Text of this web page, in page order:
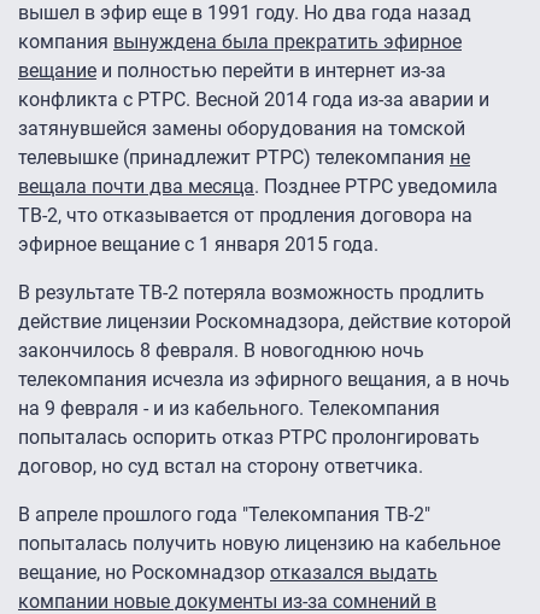
вышел в эфир еще в 1991 году. Но два года назад
компания вынуждена была прекратить эфирное
вещание и полностью перейти в интернет из-за
конфликта с РТРС. Весной 2014 года из-за аварии и
затянувшейся замены оборудования на томской
телевышке (принадлежит РТРС) телекомпания не
вещала почти два месяца. Позднее РТРС уведомила
ТВ-2, что отказывается от продления договора на
эфирное вещание с 1 января 2015 года.
В результате ТВ-2 потеряла возможность продлить
действие лицензии Роскомнадзора, действие которой
закончилось 8 февраля. В новогоднюю ночь
телекомпания исчезла из эфирного вещания, а в ночь
на 9 февраля - и из кабельного. Телекомпания
попыталась оспорить отказ РТРС пролонгировать
договор, но суд встал на сторону ответчика.
В апреле прошлого года "Телекомпания ТВ-2"
попыталась получить новую лицензию на кабельное
вещание, но Роскомнадзор отказался выдать
компании новые документы из-за сомнений в